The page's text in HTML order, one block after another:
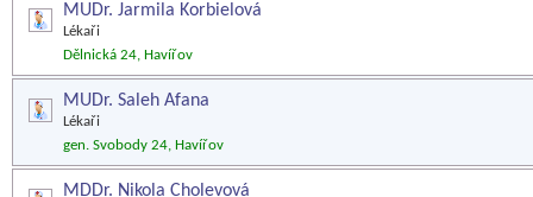
MUDr. Jarmila Korbielová
Lékaři
Dělnická 24, Havířov
MUDr. Saleh Afana
Lékaři
gen. Svobody 24, Havířov
MDDr. Nikola Cholevová